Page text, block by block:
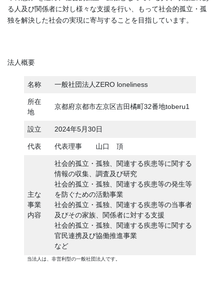
る人及び関係者に対し様々な支援を行い、もって社会的孤立・孤
独を解決した社会の実現に寄与することを目指しています。
法人概要
名称 一般社団法人ZERO loneliness
所在
地
京都府京都市左京区吉田橘町32番地toberu1
設立 2024年5月30日
代表 代表理事 山口 頂
主な
事業
内容
社会的孤立・孤独、関連する疾患等に関する
情報の収集、調査及び研究
社会的孤立・孤独、関連する疾患等の発生等
を防ぐための活動事業
社会的孤立・孤独、関連する疾患等の当事者
及びその家族、関係者に対する支援
社会的孤立・孤独、関連する疾患等に関する
官民連携及び協働推進事業
など
当法人は、非営利型の一般社団法人です。